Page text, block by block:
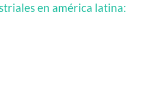
en américa latina: